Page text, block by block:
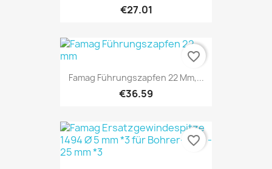
€27.01
Famag Führungszapfen 22 Mm,...
€36.59
favorite_border
favorite_border